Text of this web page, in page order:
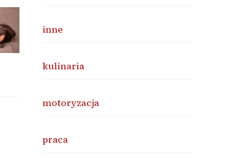
inne
kulinaria
motoryzacja
praca